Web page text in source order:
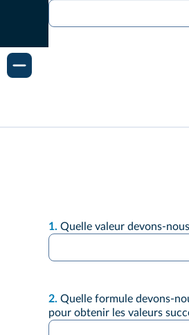
1. Quelle valeur devons-
2. Quelle formule devons-
pour obtenir les valeurs